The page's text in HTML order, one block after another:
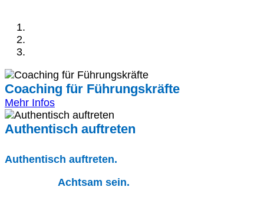
Coaching für Führungskräfte
Mehr Infos
Authentisch auftreten
Authentisch auftreten.
Achtsam sein.